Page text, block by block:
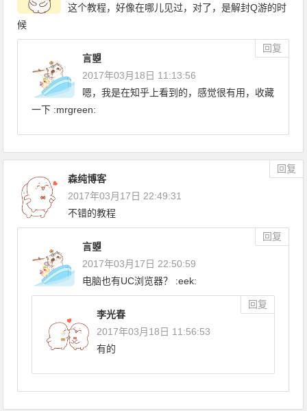
这个教程，好像在哪儿见过，对了，是解封Q游的时
候
言曌
回复
2017年03月18日 11:13:56
嗯，我是在知乎上看到的，感觉很有用，收藏
一下 :mrgreen:
森纯博客
回复
2017年03月17日 22:49:31
不错的教程
言曌
回复
2017年03月17日 22:50:59
电脑也有UC浏览器？ :eek:
李光春
回复
2017年03月18日 11:56:53
有的